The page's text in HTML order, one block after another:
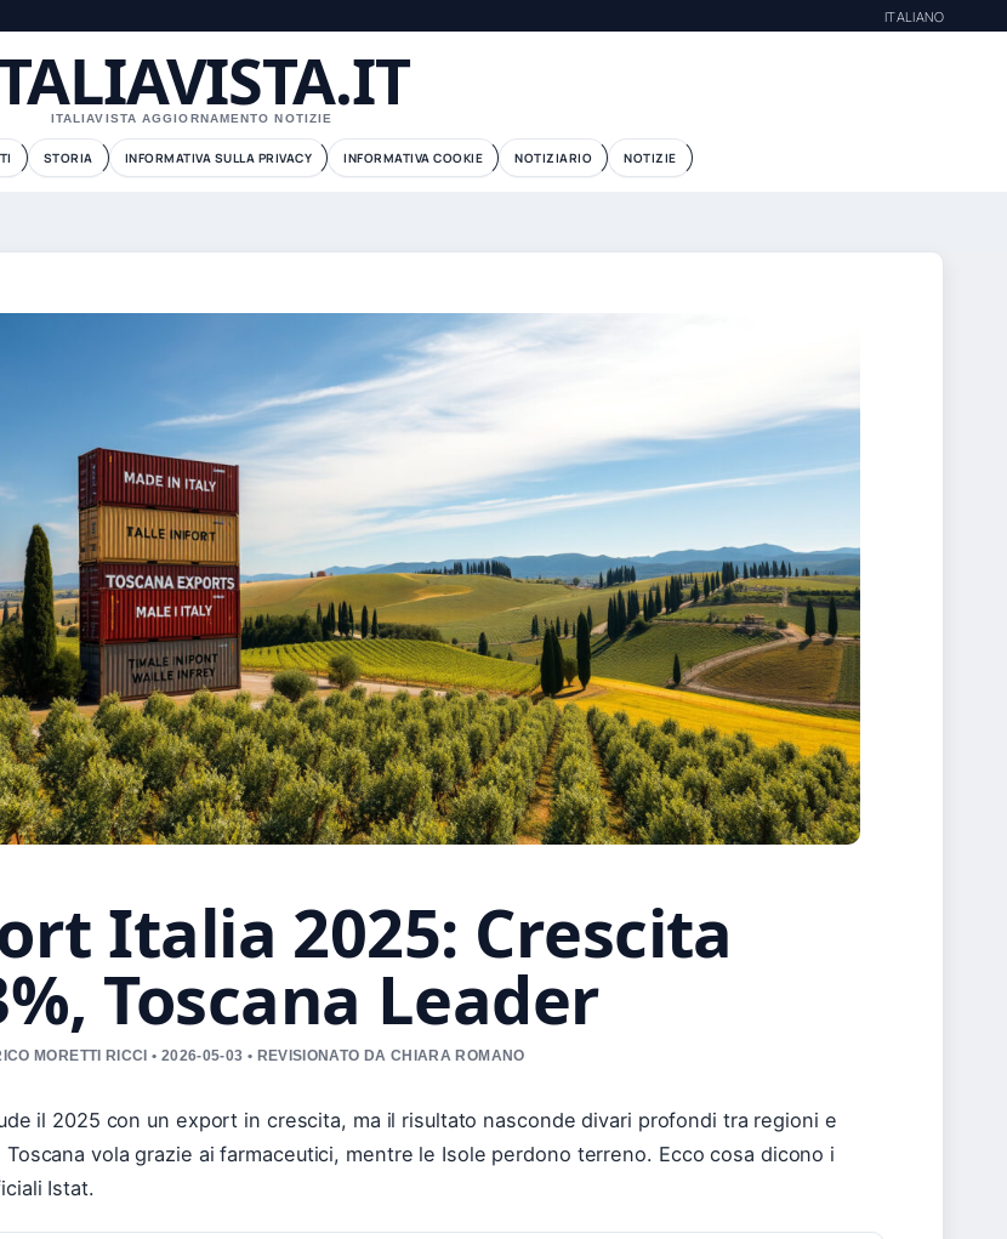
ITALIANO
ITALIAVISTA AGGIORNAMENTO NOTIZIE
STORIA INFORMATIVA SULLA PRIVACY INFORMATIVA COOKIE NOTIZIARIO NOTIZIE
Italia 2025: Crescita
Toscana Leader
MORETTI RICCI • 2026-05-03 • REVISIONATO DA CHIARA ROMANO
il 2025 con un export in crescita, ma il risultato nasconde divari profondi tra regioni e
Toscana vola grazie ai farmaceutici, mentre le Isole perdono terreno. Ecco cosa dicono i
Istat.